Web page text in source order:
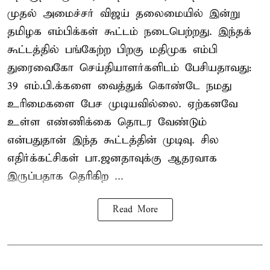
முதல் அமைச்சர் விஜய் தலைமையில் இன்று
தமிழக எம்பிக்கள் கூட்டம் நடைபெற்றது. இந்தக்
கூட்டத்தில் பங்கேற்ற பிறகு மதிமுக எம்பி
துரைவைகோ செய்தியாளர்களிடம் பேசியதாவது:
39 எம்.பி.க்களை வைத்துக் கொண்டே நமது
உரிமைகளை பேச முடியவில்லை. ஏற்கனவே
உள்ள எண்ணிக்கை தொடர வேண்டும்
என்பதுதான் இந்த கூட்டத்தின் முடிவு. சில
எதிர்க்கட்சிகள் பா.ஜனதாவுக்கு ஆதரவாக
இருப்பதாக தெரிகிற ...
Read More